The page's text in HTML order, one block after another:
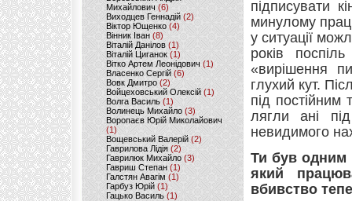
Михайлович (6)
Виходцев Геннадій (2)
Віктор Ющенко (4)
Вінник Іван (8)
Віталій Данілов (1)
Віталій Циганок (1)
Вітко Артем Леонідович(1)
Власенко Сергій (6)
Вовк Дмитро(2)
Войцеховський Олексій(1)
Волга Василь (1)
Волинець Михайло (3)
Воропаєв Юрій Миколайович
(1)
Вощевський Валерій(2)
Гаврилова Лідія (2)
Гаврилюк Михайло (3)
Гавриш Степан (1)
Галстян Авагім (1)
Гарбуз Юрій (1)
Гацько Василь (1)
підписувати
минулому
у ситуації
років
«вирішення
глухий кут.
під постійним
лягли ані
невидимого
Ти був одним
який
вбивство